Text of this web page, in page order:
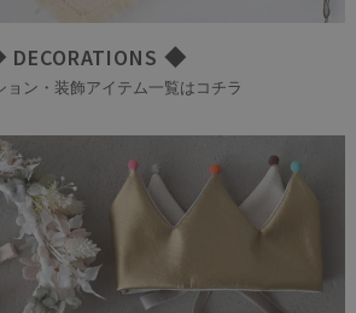
◆
ョン・装飾アイテム一覧はコチラ